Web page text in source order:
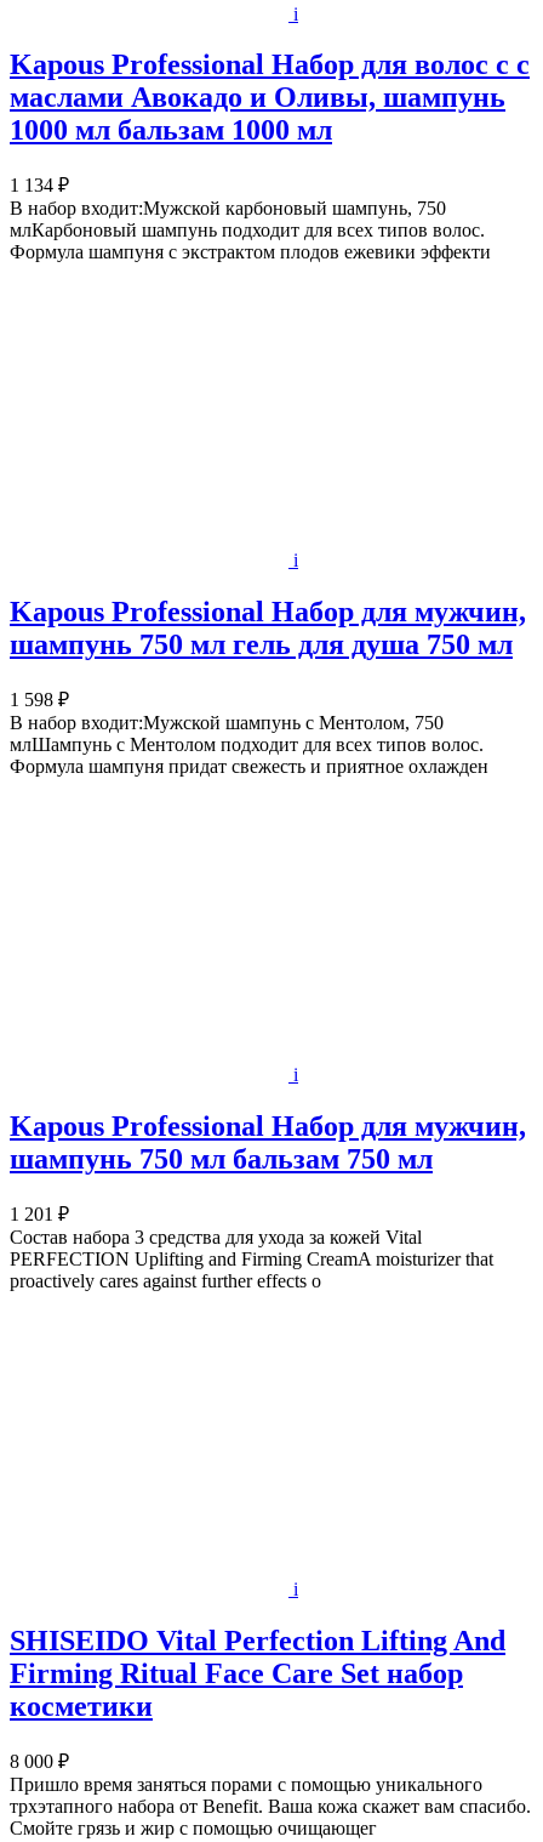
i
Kapous Professional Набор для волос с с
маслами Авокадо и Оливы, шампунь
1000 мл бальзам 1000 мл
1 134 ₽
В набор входит:Мужской карбоновый шампунь, 750
млКарбоновый шампунь подходит для всех типов волос.
Формула шампуня с экстрактом плодов ежевики эффекти
i
Kapous Professional Набор для мужчин,
шампунь 750 мл гель для душа 750 мл
1 598 ₽
В набор входит:Мужской шампунь с Ментолом, 750
млШампунь с Ментолом подходит для всех типов волос.
Формула шампуня придат свежесть и приятное охлажден
i
Kapous Professional Набор для мужчин,
шампунь 750 мл бальзам 750 мл
1 201 ₽
Состав набора 3 средства для ухода за кожей Vital
PERFECTION Uplifting and Firming CreamA moisturizer that
proactively cares against further effects o
i
SHISEIDO Vital Perfection Lifting And
Firming Ritual Face Care Set набор
косметики
8 000 ₽
Пришло время заняться порами с помощью уникального
трхэтапного набора от Benefit. Ваша кожа скажет вам спасибо.
Смойте грязь и жир с помощью очищающег